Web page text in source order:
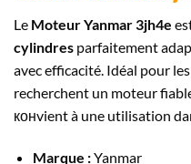
Le Moteur Yanmar 3jh4e
cylindres parfaitement
avec efficacité. Idéal pour
recherchent un moteur
конvient à une utilisation
Marque :Yanmar